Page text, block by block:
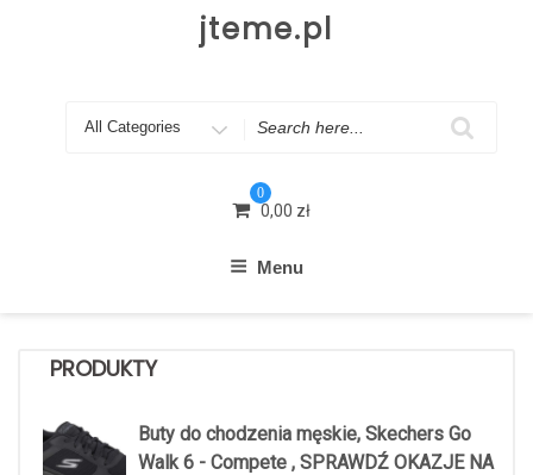
jteme.pl
Search
0
0,00 zł
Menu
PRODUKTY
Buty do chodzenia męskie, Skechers Go
Walk 6 - Compete , SPRAWDŹ OKAZJE NA